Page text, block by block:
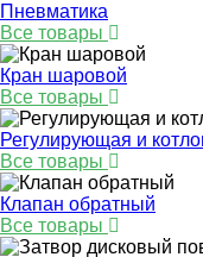
Пневматика
Все товары
Кран шаровой
Все товары
Регулирующая и
Все товары
Клапан обратный
Все товары